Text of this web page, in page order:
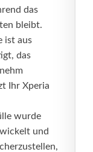
das
bleibt.
ist aus
das
Ihr Xperia
wurde
und